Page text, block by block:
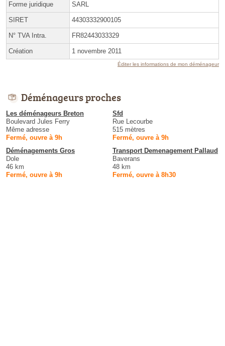
Forme juridique SARL
SIRET 44303332900105
N° TVA Intra. FR82443033329
Création 1 novembre 2011
Éditer les informations de mon déménageur
Déménageurs proches
Les déménageurs Breton
Boulevard Jules Ferry
Même adresse
Fermé, ouvre à 9h
Sfd
Rue Lecourbe
515 mètres
Fermé, ouvre à 9h
Déménagements Gros
Dole
46 km
Fermé, ouvre à 9h
Transport Demenagement Pallaud
Baverans
48 km
Fermé, ouvre à 8h30